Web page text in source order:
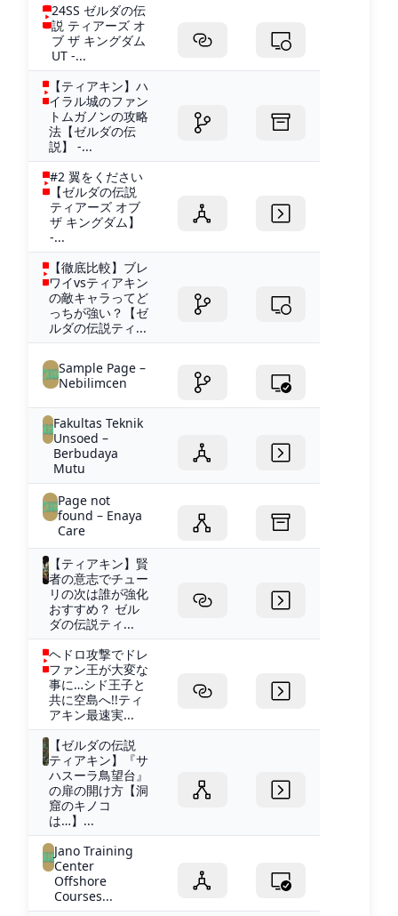
24SS ゼルダの伝
説 ティアーズ オ
ブ ザ キングダム
UT -...
【ティアキン】ハ
イラル城のファン
トムガノンの攻略
法【ゼルダの伝
説】 -...
#2 翼をください
【ゼルダの伝説
ティアーズ オブ
ザ キングダム】
-...
【徹底比較】ブレ
ワイvsティアキン
の敵キャラってど
っちが強い？【ゼ
ルダの伝説ティ...
Sample Page –
Nebilimcen
Fakultas Teknik
Unsoed –
Berbudaya
Mutu
Page not
found – Enaya
Care
【ティアキン】賢
者の意志でチュー
リの次は誰が強化
おすすめ？ ゼル
ダの伝説ティ...
ヘドロ攻撃でドレ
ファン王が大変な
事に…シド王子と
共に空島へ!!ティ
アキン最速実...
【ゼルダの伝説
ティアキン】『サ
ハスーラ鳥望台』
の扉の開け方【洞
窟のキノコ
は…】...
Jano Training
Center
Offshore
Courses...